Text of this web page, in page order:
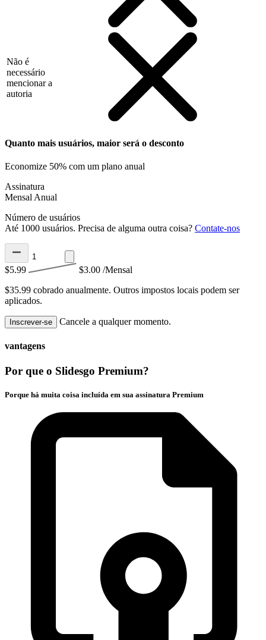
Não é
necessário
mencionar a
autoria
Quanto mais usuários, maior será o desconto
Economize 50% com um plano anual
Assinatura
Mensal Anual
Número de usuários
Até 1000 usuários. Precisa de alguma outra coisa? Contate-nos
$5.99 $3.00 /Mensal
$35.99 cobrado anualmente. Outros impostos locais podem ser
aplicados.
Inscrever-se Cancele a qualquer momento.
vantagens
Por que o Slidesgo Premium?
Porque há muita coisa incluída em sua assinatura Premium